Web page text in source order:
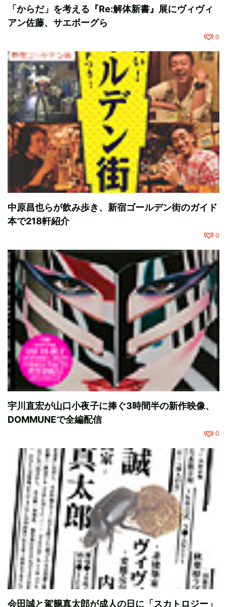
「からだ」を考える『Re:解体新書』展にヴィヴィ
アン佐藤、サエボーグら
0
中原昌也らが飲み歩き、新宿ゴールデン街のガイド
本で218軒紹介
0
宇川直宏が山口小夜子に捧ぐ3時間半の新作映像、
DOMMUNEで全編配信
0
会田誠と駕籠真太郎が成人の日に「スカトロジー」